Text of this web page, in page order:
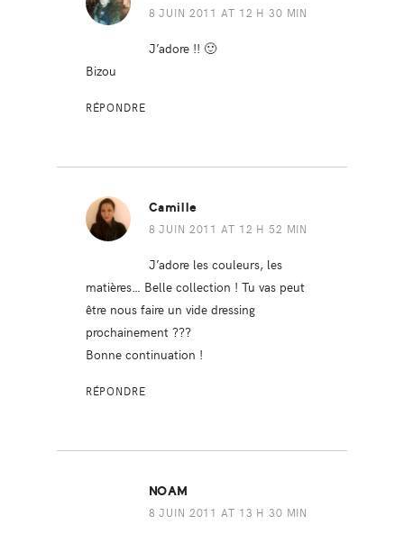
8 JUIN 2011 AT 12 H 30 MIN
J’adore !! 🙂
Bizou
RÉPONDRE
Camille
8 JUIN 2011 AT 12 H 52 MIN
J’adore les couleurs, les
matières… Belle collection ! Tu vas peut
être nous faire un vide dressing
prochainement ???
Bonne continuation !
RÉPONDRE
NOAM
8 JUIN 2011 AT 13 H 30 MIN